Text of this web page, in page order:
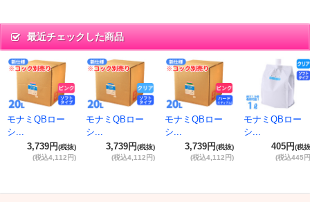
最近チェックした商品
モナミQBロー
シ...
3,739円(税抜)
(税込4,112円)
モナミQBロー
シ...
3,739円(税抜)
(税込4,112円)
モナミQBロー
シ...
3,739円(税抜)
(税込4,112円)
モナミQBロー
シ...
405円(税
(税込445